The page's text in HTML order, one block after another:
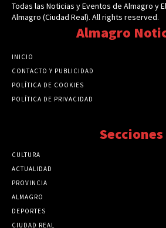
Todas las Noticias y Eventos de Almagro y
Almagro (Ciudad Real). All rights reserved.
Almagro
INICIO
CONTACTO Y PUBLICIDAD
POLÍTICA DE COOKIES
POLÍTICA DE PRIVACIDAD
Secciones
CULTURA
ACTUALIDAD
PROVINCIA
ALMAGRO
DEPORTES
CIUDAD REAL